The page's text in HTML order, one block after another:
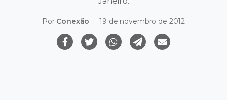
Por Conexão 19 de novembro de 2012